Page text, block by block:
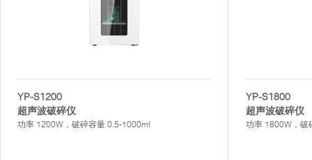
YP-S1200
超声波破碎仪
功率 1200W，破碎容量 0.5-1000ml
YP-S1800
超声波破碎仪
功率 1800W，破